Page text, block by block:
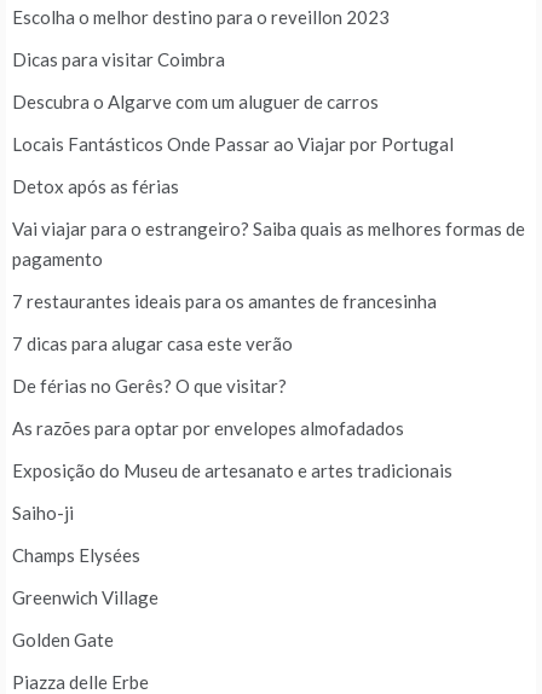
Escolha o melhor destino para o reveillon 2023
Dicas para visitar Coimbra
Descubra o Algarve com um aluguer de carros
Locais Fantásticos Onde Passar ao Viajar por Portugal
Detox após as férias
Vai viajar para o estrangeiro? Saiba quais as melhores formas de
pagamento
7 restaurantes ideais para os amantes de francesinha
7 dicas para alugar casa este verão
De férias no Gerês? O que visitar?
As razões para optar por envelopes almofadados
Exposição do Museu de artesanato e artes tradicionais
Saiho-ji
Champs Elysées
Greenwich Village
Golden Gate
Piazza delle Erbe